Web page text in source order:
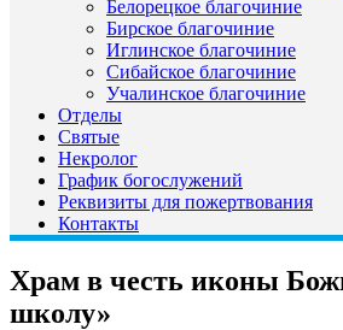
Белорецкое благочиние
Бирское благочиние
Иглинское благочиние
Сибайское благочиние
Учалинское благочиние
Отделы
Святые
Некролог
График богослужений
Реквизиты для пожертвования
Контакты
Храм в честь иконы
школу»